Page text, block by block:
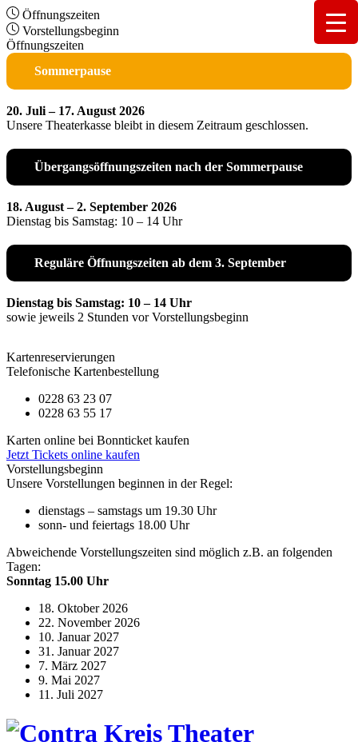
Öffnungszeiten
Vorstellungsbeginn
Öffnungszeiten
Sommerpause
20. Juli – 17. August 2026
Unsere Theaterkasse bleibt in diesem Zeitraum geschlossen.
Übergangsöffnungszeiten nach der Sommerpause
18. August – 2. September 2026
Dienstag bis Samstag: 10 – 14 Uhr
Reguläre Öffnungszeiten ab dem 3. September
Dienstag bis Samstag: 10 – 14 Uhr
sowie jeweils 2 Stunden vor Vorstellungsbeginn
Kartenreservierungen
Telefonische Kartenbestellung
0228 63 23 07
0228 63 55 17
Karten online bei Bonnticket kaufen
Jetzt Tickets online kaufen
Vorstellungsbeginn
Unsere Vorstellungen beginnen in der Regel:
dienstags – samstags um 19.30 Uhr
sonn- und feiertags 18.00 Uhr
Abweichende Vorstellungszeiten sind möglich z.B. an folgenden
Tagen:
Sonntag 15.00 Uhr
18. Oktober 2026
22. November 2026
10. Januar 2027
31. Januar 2027
7. März 2027
9. Mai 2027
11. Juli 2027